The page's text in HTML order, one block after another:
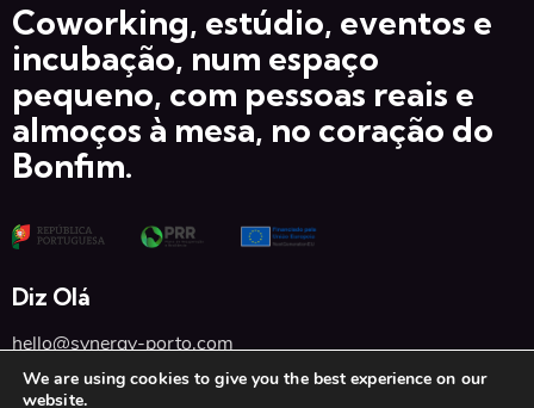
Coworking, estúdio, eventos e
incubação, num espaço
pequeno, com pessoas reais e
almoços à mesa, no coração do
Bonfim.
Diz Olá
hello@synergy-porto.com
+351 934 397 674
We are using cookies to give you the best experience on our
website.